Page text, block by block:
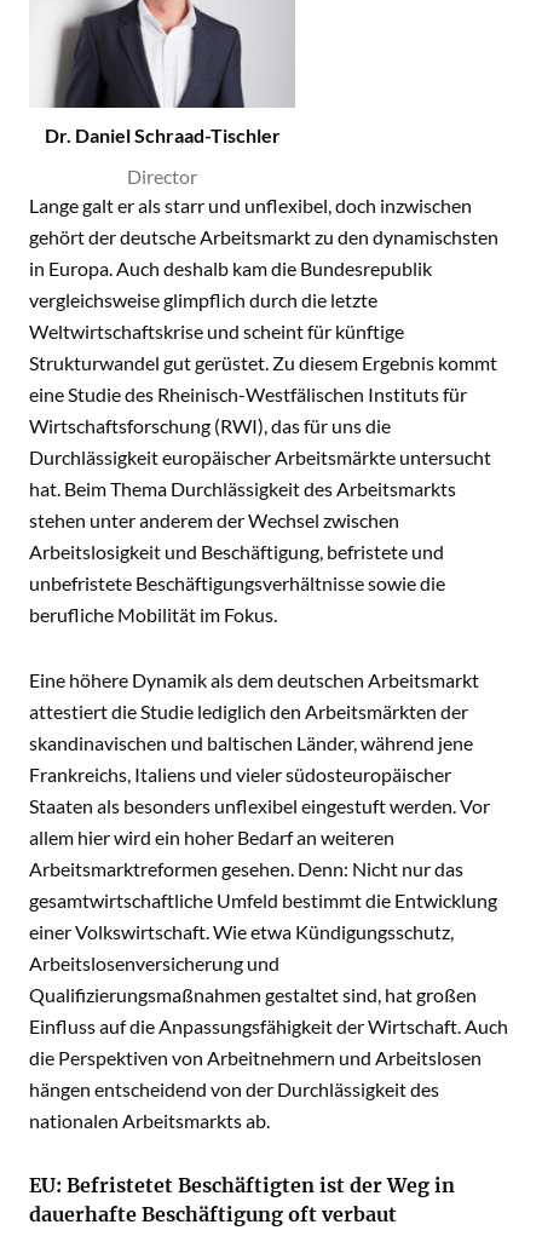
Dr. Daniel Schraad-Tischler
Director
Lange galt er als starr und unflexibel, doch inzwischen
gehört der deutsche Arbeitsmarkt zu den dynamischsten
in Europa. Auch deshalb kam die Bundesrepublik
vergleichsweise glimpflich durch die letzte
Weltwirtschaftskrise und scheint für künftige
Strukturwandel gut gerüstet. Zu diesem Ergebnis kommt
eine Studie des Rheinisch-Westfälischen Instituts für
Wirtschaftsforschung (RWI), das für uns die
Durchlässigkeit europäischer Arbeitsmärkte untersucht
hat. Beim Thema Durchlässigkeit des Arbeitsmarkts
stehen unter anderem der Wechsel zwischen
Arbeitslosigkeit und Beschäftigung, befristete und
unbefristete Beschäftigungsverhältnisse sowie die
berufliche Mobilität im Fokus.
Eine höhere Dynamik als dem deutschen Arbeitsmarkt
attestiert die Studie lediglich den Arbeitsmärkten der
skandinavischen und baltischen Länder, während jene
Frankreichs, Italiens und vieler südosteuropäischer
Staaten als besonders unflexibel eingestuft werden. Vor
allem hier wird ein hoher Bedarf an weiteren
Arbeitsmarktreformen gesehen. Denn: Nicht nur das
gesamtwirtschaftliche Umfeld bestimmt die Entwicklung
einer Volkswirtschaft. Wie etwa Kündigungsschutz,
Arbeitslosenversicherung und
Qualifizierungsmaßnahmen gestaltet sind, hat großen
Einfluss auf die Anpassungsfähigkeit der Wirtschaft. Auch
die Perspektiven von Arbeitnehmern und Arbeitslosen
hängen entscheidend von der Durchlässigkeit des
nationalen Arbeitsmarkts ab.
EU: Befristetet Beschäftigten ist der Weg in
dauerhafte Beschäftigung oft verbaut